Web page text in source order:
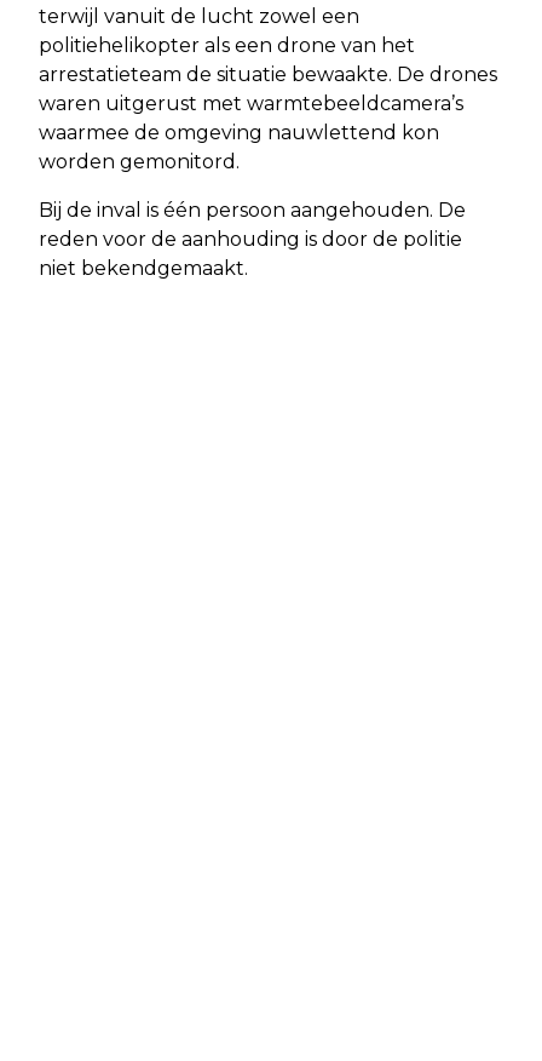
terwijl vanuit de lucht zowel een
politiehelikopter als een drone van het
arrestatieteam de situatie bewaakte. De drones
waren uitgerust met warmtebeeldcamera’s
waarmee de omgeving nauwlettend kon
worden gemonitord.
Bij de inval is één persoon aangehouden. De
reden voor de aanhouding is door de politie
niet bekendgemaakt.